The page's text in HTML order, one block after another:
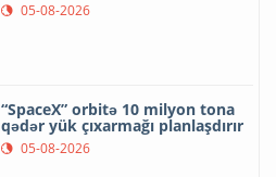
05-08-2026
“SpaceX” orbitə 10 milyon tona
qədər yük çıxarmağı planlaşdırır
05-08-2026